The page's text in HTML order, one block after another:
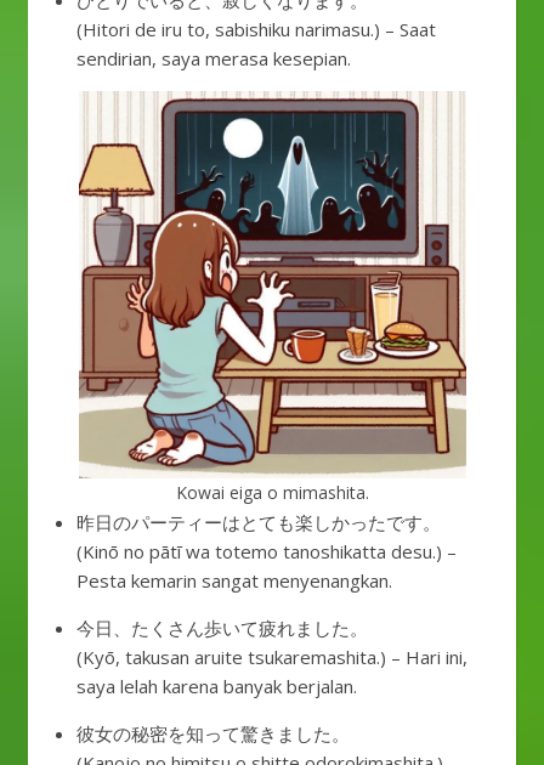
(Hitori de iru to, sabishiku narimasu.) – Saat
sendirian, saya merasa kesepian.
Kowai eiga o mimashita.
昨日のパーティーはとても楽しかったです。
(Kinō no pātī wa totemo tanoshikatta desu.) –
Pesta kemarin sangat menyenangkan.
今日、たくさん歩いて疲れました。
(Kyō, takusan aruite tsukaremashita.) – Hari ini,
saya lelah karena banyak berjalan.
彼女の秘密を知って驚きました。